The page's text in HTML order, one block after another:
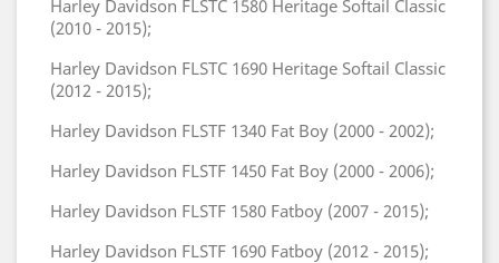
Harley Davidson FLSTC 1580 Heritage Softail Classic
(2010 - 2015);
Harley Davidson FLSTC 1690 Heritage Softail Classic
(2012 - 2015);
Harley Davidson FLSTF 1340 Fat Boy (2000 - 2002);
Harley Davidson FLSTF 1450 Fat Boy (2000 - 2006);
Harley Davidson FLSTF 1580 Fatboy (2007 - 2015);
Harley Davidson FLSTF 1690 Fatboy (2012 - 2015);